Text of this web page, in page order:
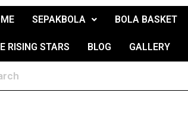
SEPAKBOLA BOLA BASKET
RISING STARS BLOG GALLERY